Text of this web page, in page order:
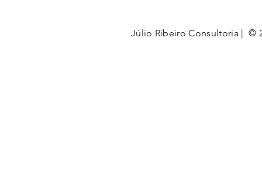
Júlio Ribeiro Consultoria | ©